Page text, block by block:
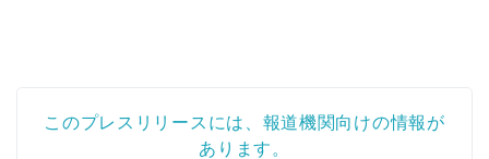
このプレスリリースには、報道機関向けの情報が
あります。